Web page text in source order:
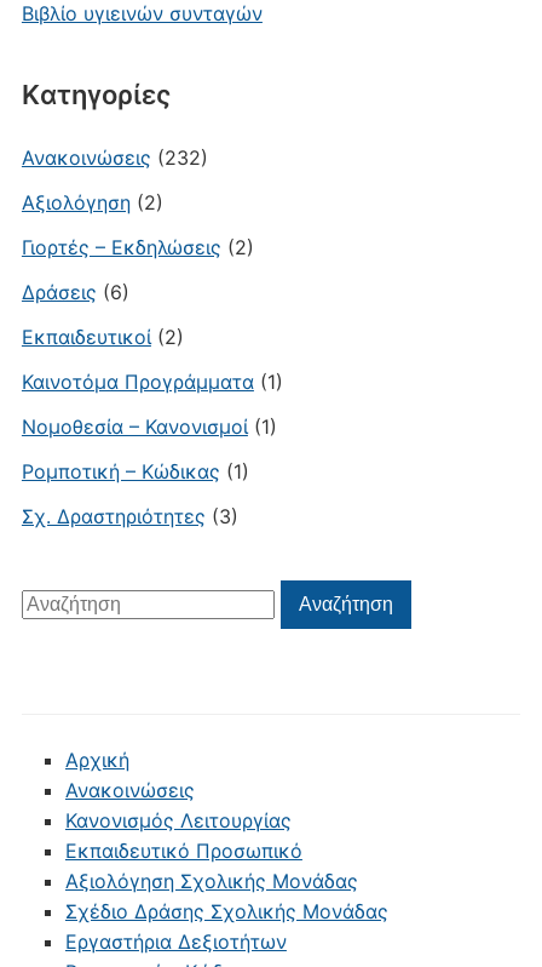
Βιβλίο υγιεινών συνταγών
Kατηγορίες
Ανακοινώσεις (232)
Αξιολόγηση(2)
Γιορτές – Εκδηλώσεις (2)
Δράσεις (6)
Εκπαιδευτικοί(2)
Καινοτόμα Προγράμματα(1)
Νομοθεσία – Κανονισμοί(1)
Ρομποτική – Κώδικας (1)
Σχ. Δραστηριότητες (3)
Αναζήτηση
για:
Αναζήτηση
Αρχική
Ανακοινώσεις
Κανονισμός Λειτουργίας
Εκπαιδευτικό Προσωπικό
Αξιολόγηση Σχολικής Μονάδας
Σχέδιο Δράσης Σχολικής Μονάδας
Εργαστήρια Δεξιοτήτων